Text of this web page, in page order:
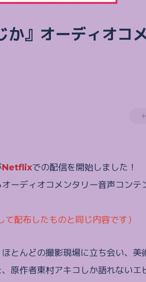
か』オーディオコ
Netflixでの配信を開始しました！
ーディオコメンタリー音声コンテ
て配布したものと同じ内容です）
とんどの撮影現場に立ち会い、美
原作者東村アキコしか語れないエ